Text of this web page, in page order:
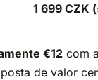
1 699 CZK
€12 com
de valor